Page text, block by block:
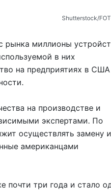
Shutterstoсk/
рынка миллионы
в них
на предприятиях в США
на производстве и
экспертами. По
осуществлять замену и
американцами
почти три года и стало